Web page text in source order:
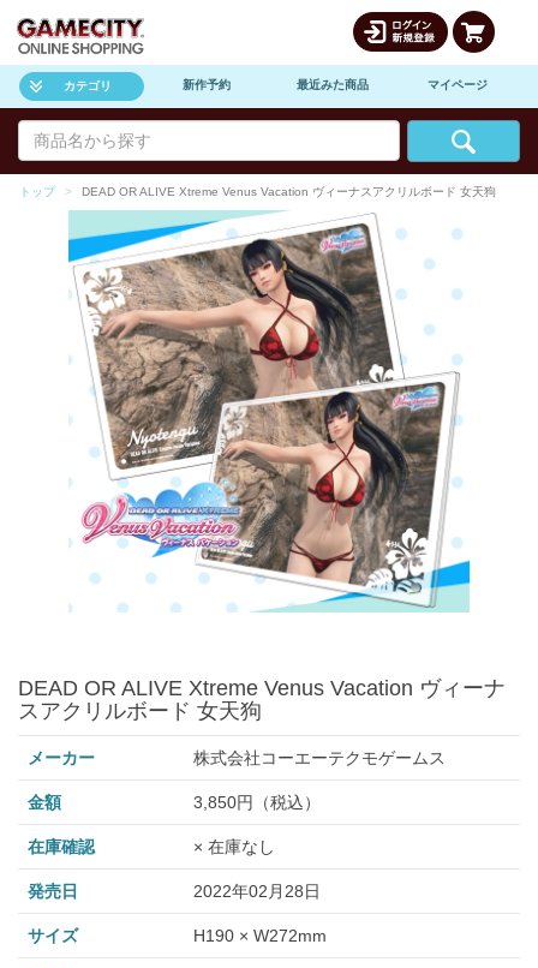
カテゴリ 新作予約 最近みた商品 マイページ
トップ DEAD OR ALIVE Xtreme Venus Vacation ヴィーナスアクリルボード 女天狗
DEAD OR ALIVE Xtreme Venus Vacation ヴィーナ
スアクリルボード 女天狗
メーカー 株式会社コーエーテクモゲームス
金額 3,850円（税込）
在庫確認 × 在庫なし
発売日 2022年02月28日
サイズ H190 × W272mm